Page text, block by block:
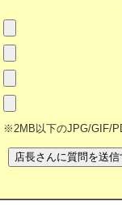
※2MB以下のJPG/GIF/